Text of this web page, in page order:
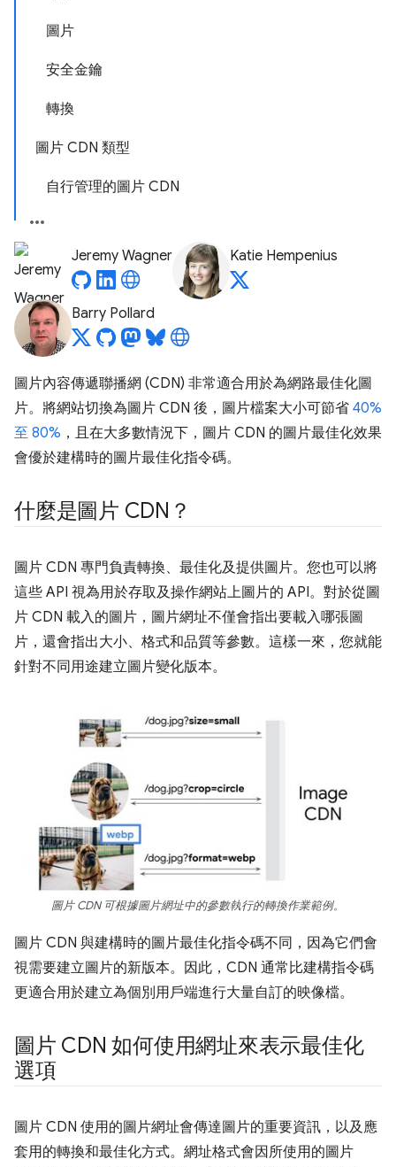
圖片
安全金鑰
轉換
圖片 CDN 類型
自行管理的圖片 CDN
Jeremy Wagner Katie Hempenius
Barry Pollard
圖片內容傳遞聯播網 (CDN) 非常適合用於為網路最佳化圖
片。將網站切換為圖片 CDN 後，圖片檔案大小可節省 40%
至 80% ，且在大多數情況下，圖片 CDN 的圖片最佳化效果
會優於建構時的圖片最佳化指令碼。
什麼是圖片 CDN？
圖片 CDN 專門負責轉換、最佳化及提供圖片。您也可以將
這些 API 視為用於存取及操作網站上圖片的 API。對於從圖
片 CDN 載入的圖片，圖片網址不僅會指出要載入哪張圖
片，還會指出大小、格式和品質等參數。這樣一來，您就能
針對不同用途建立圖片變化版本。
圖片 CDN 可根據圖片網址中的參數執行的轉換作業範例。
圖片 CDN 與建構時的圖片最佳化指令碼不同，因為它們會
視需要建立圖片的新版本。因此，CDN 通常比建構指令碼
更適合用於建立為個別用戶端進行大量自訂的映像檔。
圖片 CDN 如何使用網址來表示最佳化
選項
圖片 CDN 使用的圖片網址會傳達圖片的重要資訊，以及應
套用的轉換和最佳化方式。網址格式會因所使用的圖片